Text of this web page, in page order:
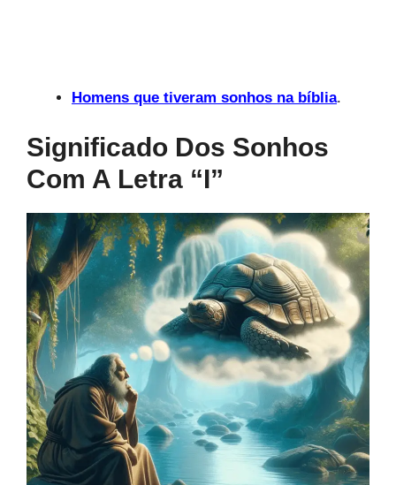
Homens que tiveram sonhos na bíblia.
Significado Dos Sonhos
Com A Letra “i”